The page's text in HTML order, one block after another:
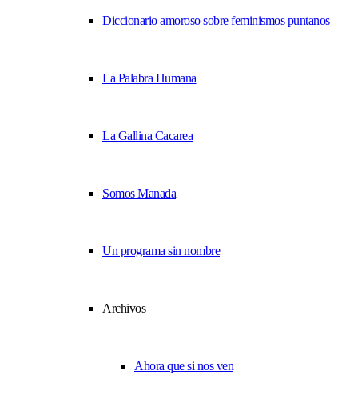
Diccionario amoroso sobre feminismos puntanos
La Palabra Humana
La Gallina Cacarea
Somos Manada
Un programa sin nombre
Archivos
Ahora que si nos ven